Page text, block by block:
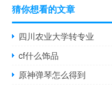
猜你想看的文章
四川农业大学转专业
cf什么饰品
原神弹琴怎么得到